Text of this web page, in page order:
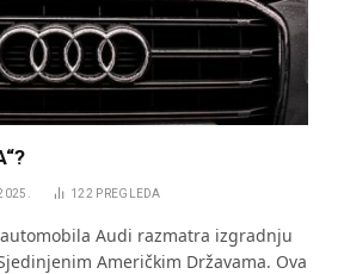
122 PREGLEDA
Audi razmatra izgradnju
Američkim Državama. Ova